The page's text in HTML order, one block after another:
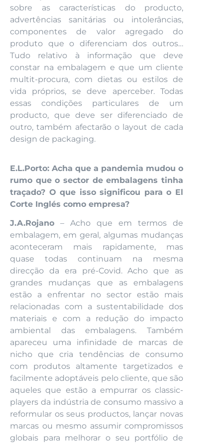
sobre as características do producto,
advertências sanitárias ou intolerâncias,
componentes de valor agregado do
produto que o diferenciam dos outros…
Tudo relativo à informação que deve
constar na embalagem e que um cliente
multit-procura, com dietas ou estilos de
vida próprios, se deve aperceber. Todas
essas condições particulares de um
producto, que deve ser diferenciado de
outro, também afectarão o layout de cada
design de packaging.
E.L.Porto: Acha que a pandemia mudou o
rumo que o sector de embalagens tinha
traçado? O que isso significou para o El
Corte Inglés como empresa?
J.A.Rojano – Acho que em termos de
embalagem, em geral, algumas mudanças
aconteceram mais rapidamente, mas
quase todas continuam na mesma
direcção da era pré-Covid. Acho que as
grandes mudanças que as embalagens
estão a enfrentar no sector estão mais
relacionadas com a sustentabilidade dos
materiais e com a redução do impacto
ambiental das embalagens. Também
apareceu uma infinidade de marcas de
nicho que cria tendências de consumo
com produtos altamente targetizados e
facilmente adoptáveis ​​pelo cliente, que são
aqueles que estão a empurrar os classic-
players da indústria de consumo massivo a
reformular os seus productos, lançar novas
marcas ou mesmo assumir compromissos
globais para melhorar o seu portfólio de